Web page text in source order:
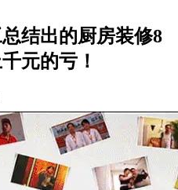
结出的厨房装修8
元的亏！